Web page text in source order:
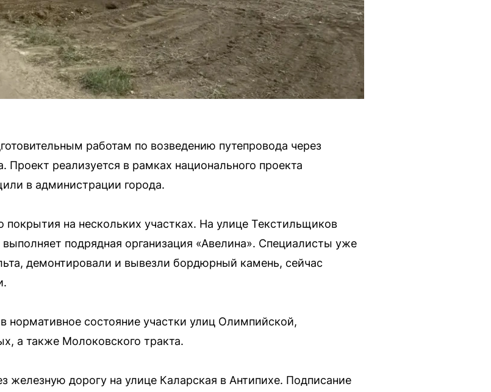
работам по возведению путепровода через
Проект реализуется в рамках национального проекта
в администрации города.
на нескольких участках. На улице Текстильщиков
подрядная организация «Авелина». Специалисты уже
демонтировали и вывезли бордюрный камень, сейчас
нормативное состояние участки улиц Олимпийской,
а также Молоковского тракта.
железную дорогу на улице Каларская в Антипихе. Подписание